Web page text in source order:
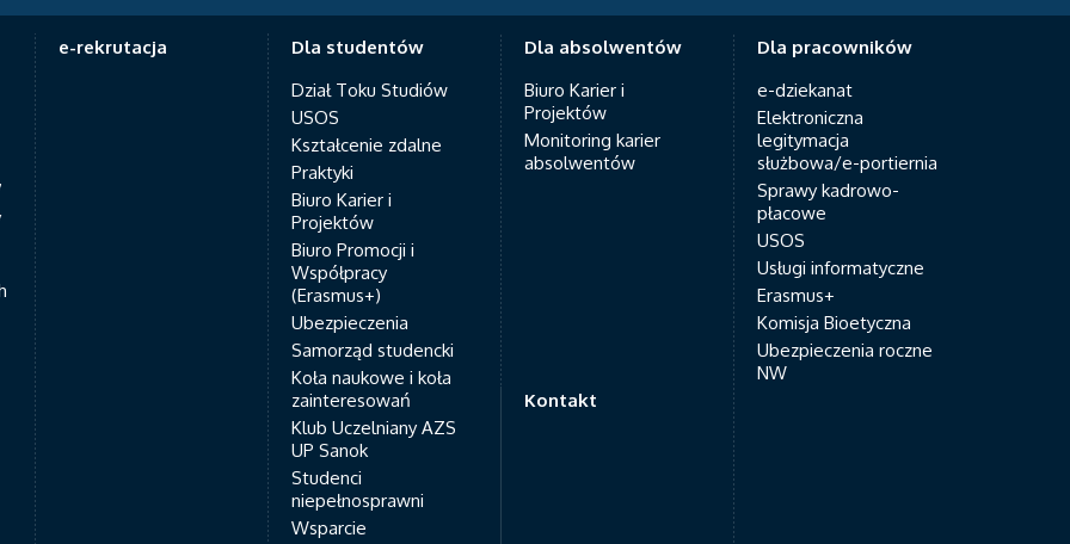
e-rekrutacja
Dla studentów
Dział Toku Studiów
USOS
Kształcenie zdalne
Praktyki
Biuro Karier i
Projektów
Biuro Promocji i
Współpracy
(Erasmus+)
Ubezpieczenia
Samorząd studencki
Koła naukowe i koła
zainteresowań
Klub Uczelniany AZS
UP Sanok
Studenci
niepełnosprawni
Wsparcie
Dla absolwentów
Biuro Karier i
Projektów
Monitoring karier
absolwentów
Dla pracowników
e-dziekanat
Elektroniczna
legitymacja
służbowa/e-portiernia
Sprawy kadrowo-
płacowe
USOS
Usługi informatyczne
Erasmus+
Komisja Bioetyczna
Ubezpieczenia roczne
NW
Kontakt